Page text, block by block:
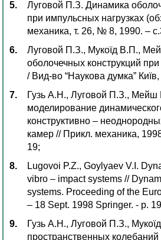
Луговой П.З. Динамика
при импульсных нагрузках
механика, т. 26, № 8, 1990. –
Луговой П.З., Мукоїд В.П.,
оболочечных конструкций
/ Вид-во “Наукова думка”
Гузь А.Н., Луговой П.З., Мейш
моделирование
конструктивно –
камер // Прикл. механика,
19;
Lugovoi P.Z., Goylyаev V.I.
vibro – impact systems //
systems. Proceeding of the
– 18 Sept. 1998 Springer. - p.
Гузь А.Н., Луговой П.З.,
пространственных